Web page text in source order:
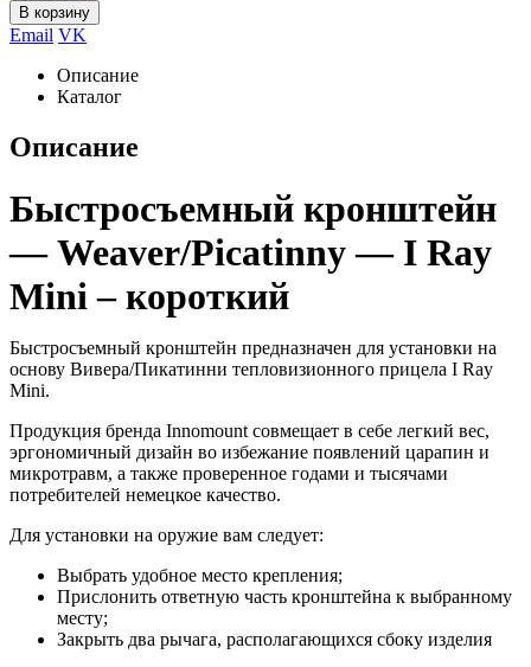
В корзину
Email VK
Описание
Каталог
Описание
Быстросъемный кронштейн
— Weaver/Picatinny — I Ray
Mini – короткий
Быстросъемный кронштейн предназначен для установки на
основу Вивера/Пикатинни тепловизионного прицела I Ray
Mini.
Продукция бренда Innomount совмещает в себе легкий вес,
эргономичный дизайн во избежание появлений царапин и
микротравм, а также проверенное годами и тысячами
потребителей немецкое качество.
Для установки на оружие вам следует:
Выбрать удобное место крепления;
Прислонить ответную часть кронштейна к выбранному
месту;
Закрыть два рычага, располагающихся сбоку изделия